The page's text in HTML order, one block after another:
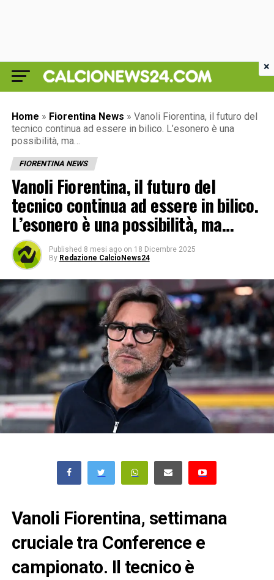
Home » Fiorentina News » Vanoli Fiorentina, il futuro del
tecnico continua ad essere in bilico. L’esonero è una
possibilità, ma…
FIORENTINA NEWS
Vanoli Fiorentina, il futuro del
tecnico continua ad essere in bilico.
L’esonero è una possibilità, ma…
Published 8 mesi ago on 18 Dicembre 2025
By Redazione CalcioNews24
Vanoli Fiorentina, settimana
cruciale tra Conference e
campionato. Il tecnico è
×